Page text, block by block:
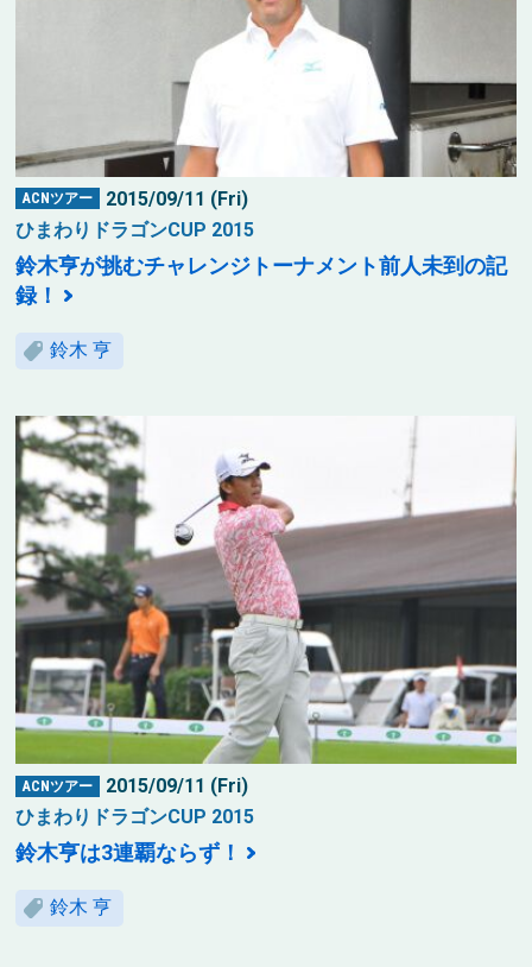
ACNツアー
2015/09/11 (Fri)
ひまわりドラゴンCUP 2015
鈴木亨が挑むチャレンジトーナメント前人未到の記
録！
鈴木 亨
ACNツアー
2015/09/11 (Fri)
ひまわりドラゴンCUP 2015
鈴木亨は3連覇ならず！
鈴木 亨